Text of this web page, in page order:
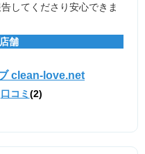
してくださり安心できま
舗
clean-love.net
口コミ (2)